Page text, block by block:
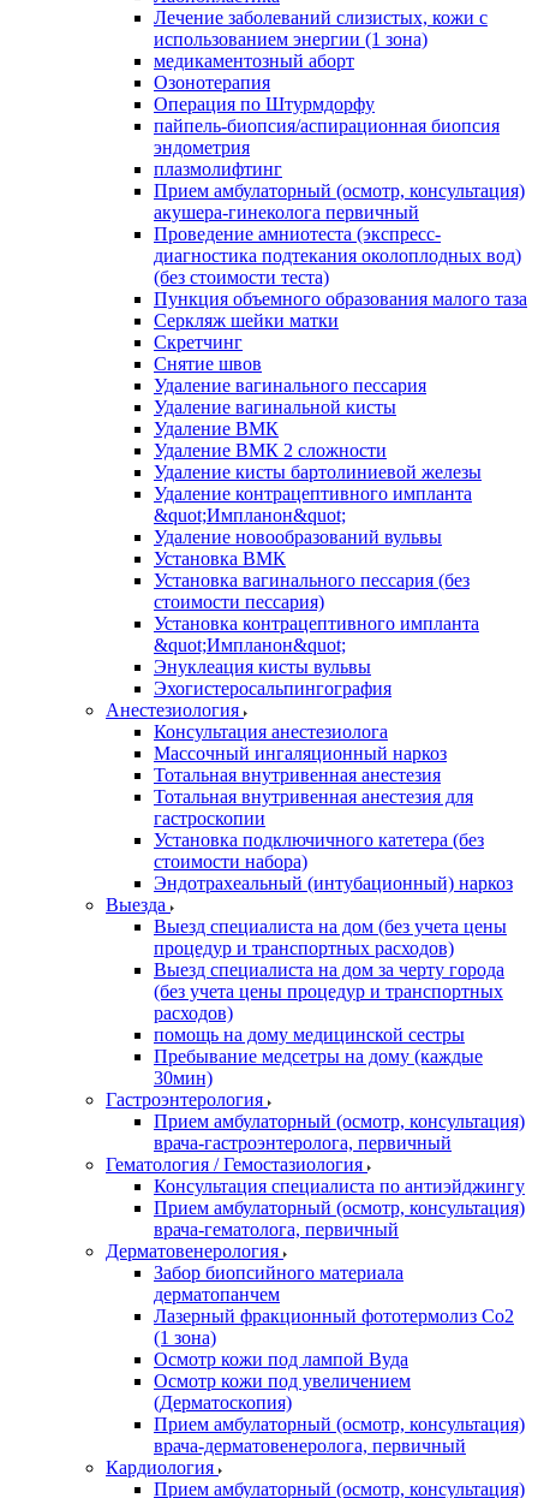
Лечение заболеваний слизистых, кожи с
использованием энергии (1 зона)
медикаментозный аборт
Озонотерапия
Операция по Штурмдорфу
пайпель-биопсия/аспирационная биопсия
эндометрия
плазмолифтинг
Прием амбулаторный (осмотр, консультация)
акушера-гинеколога первичный
Проведение амниотеста (экспресс-
диагностика подтекания околоплодных вод)
(без стоимости теста)
Пункция объемного образования малого таза
Серкляж шейки матки
Скретчинг
Снятие швов
Удаление вагинального пессария
Удаление вагинальной кисты
Удаление ВМК
Удаление ВМК 2 сложности
Удаление кисты бартолиниевой железы
Удаление контрацептивного импланта
&quot;Импланон&quot;
Удаление новообразований вульвы
Установка ВМК
Установка вагинального пессария (без
стоимости пессария)
Установка контрацептивного импланта
&quot;Импланон&quot;
Энуклеация кисты вульвы
Эхогистеросальпингография
Анестезиология
Консультация анестезиолога
Массочный ингаляционный наркоз
Тотальная внутривенная анестезия
Тотальная внутривенная анестезия для
гастроскопии
Установка подключичного катетера (без
стоимости набора)
Эндотрахеальный (интубационный) наркоз
Выезда
Выезд специалиста на дом (без учета цены
процедур и транспортных расходов)
Выезд специалиста на дом за черту города
(без учета цены процедур и транспортных
расходов)
помощь на дому медицинской сестры
Пребывание медсетры на дому (каждые
30мин)
Гастроэнтерология
Прием амбулаторный (осмотр, консультация)
врача-гастроэнтеролога, первичный
Гематология / Гемостазиология
Консультация специалиста по антиэйджингу
Прием амбулаторный (осмотр, консультация)
врача-гематолога, первичный
Дерматовенерология
Забор биопсийного материала
дерматопанчем
Лазерный фракционный фототермолиз Со2
(1 зона)
Осмотр кожи под лампой Вуда
Осмотр кожи под увеличением
(Дерматоскопия)
Прием амбулаторный (осмотр, консультация)
врача-дерматовенеролога, первичный
Кардиология
Прием амбулаторный (осмотр, консультация)